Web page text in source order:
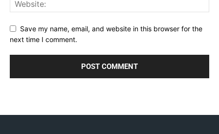
Save my name, email, and website in this browser for the
next time I comment.